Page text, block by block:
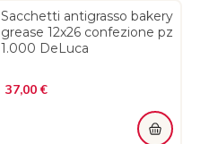
Sacchetti antigrasso bakery
grease 12x26 confezione pz
1.000 DeLuca
37,00 €